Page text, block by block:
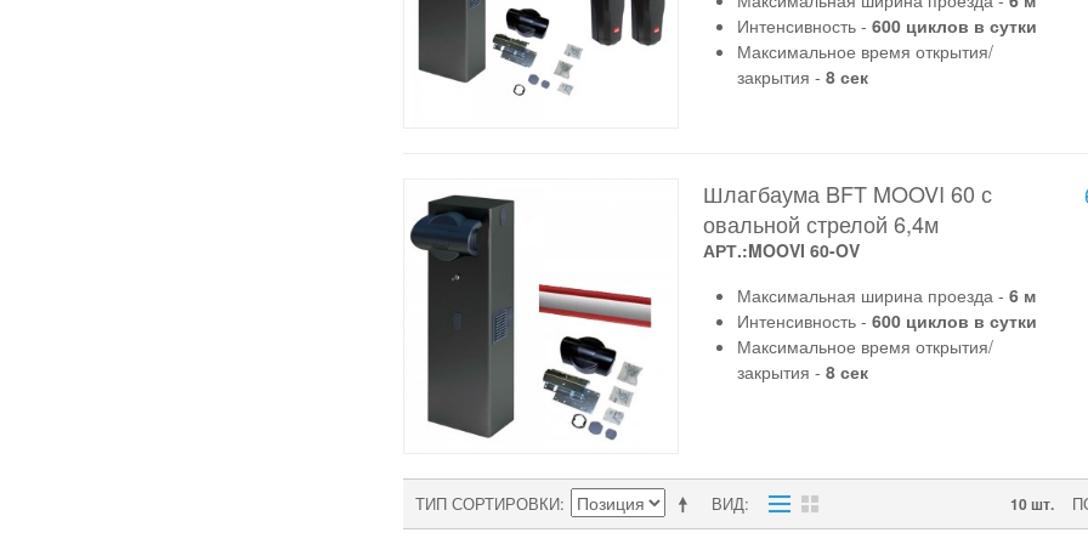
Интенсивность - 600 циклов в сутки
Максимальное время открытия/
закрытия - 8 сек
Шлагбаума BFT MOOVI 60 с
овальной стрелой 6,4м
АРТ.:MOOVI 60-OV
Максимальная ширина проезда - 6 м
Интенсивность - 600 циклов в сутки
Максимальное время открытия/
закрытия - 8 сек
ВИД
ТИП СОРТИРОВКИ 10 шт.